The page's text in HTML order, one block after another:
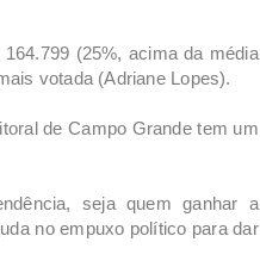
(25%, acima da média
votada (Adriane Lopes).
de Campo Grande tem um
seja quem ganhar a
no empuxo político para dar